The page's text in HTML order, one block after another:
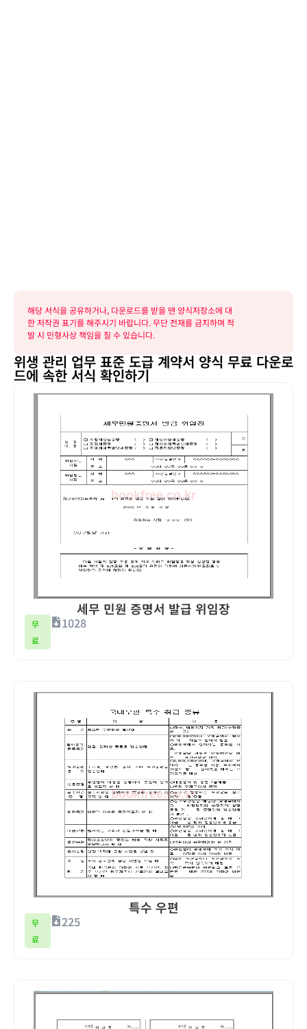
해당 서식을 공유하거나, 다운로드를 받을 땐 양식저장소에 대
한 저작권 표기를 해주시기 바랍니다. 무단 전재를 금지하며 적
발 시 민형사상 책임을 질 수 있습니다.
위생 관리 업무 표준 도급 계약서 양식 무료 다운로
드에 속한 서식 확인하기
세무 민원 증명서 발급 위임장
무
료
1028
특수 우편
무
료
225